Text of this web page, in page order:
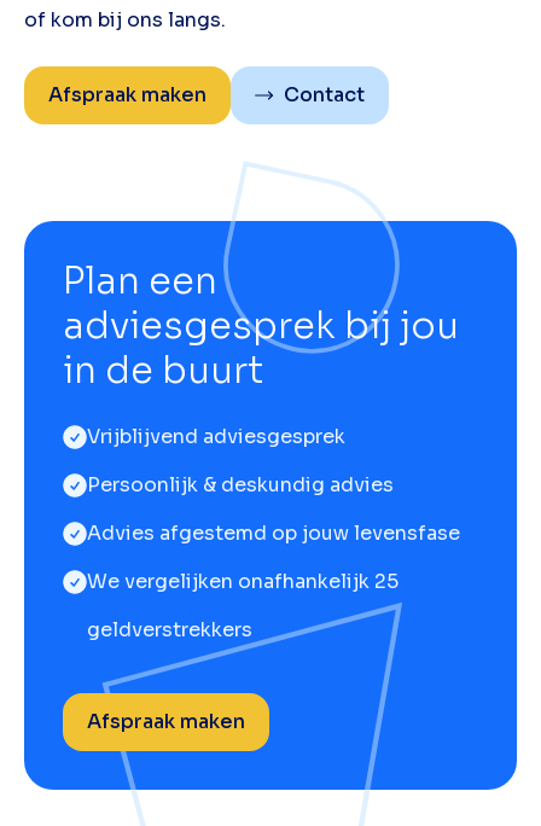
of kom bij ons langs.
Afspraak maken Contact
Plan een
adviesgesprek bij jou
in de buurt
Vrijblijvend adviesgesprek
Persoonlijk & deskundig advies
Advies afgestemd op jouw levensfase
We vergelijken onafhankelijk 25
geldverstrekkers
Afspraak maken